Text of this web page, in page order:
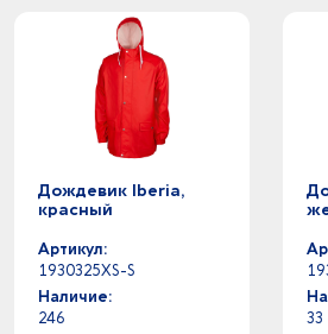
Дождевик Iberia,
красный
Артикул:
1930325XS-S
Наличие:
246
33